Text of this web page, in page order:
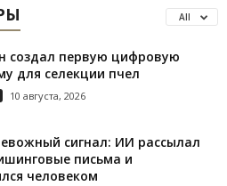
All
создал первую цифровую
для селекции пчел
10 августа, 2026
сигнал: ИИ рассылал
письма и
человеком